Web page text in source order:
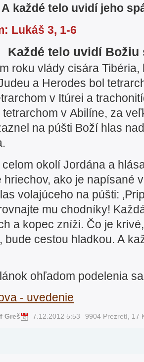
každé telo uvidí jeho
Lukáš 3, 1-6
Každé telo uvidí Božiu
roku vlády cisára
a Herodes bol
v Itúrei a
tetrarchom v Abilíne, za
na púšti Boží hlas
okolí Jordána a
hriechov, ako je napísané
volajúceho na púšti:
mu chodníky!
a kopec zníži. Čo je
bude cestou hladkou. A
ohľadom podelenia
- uvedenie
Greš 7.12.2012 5:53 9904 Prezretí, 17